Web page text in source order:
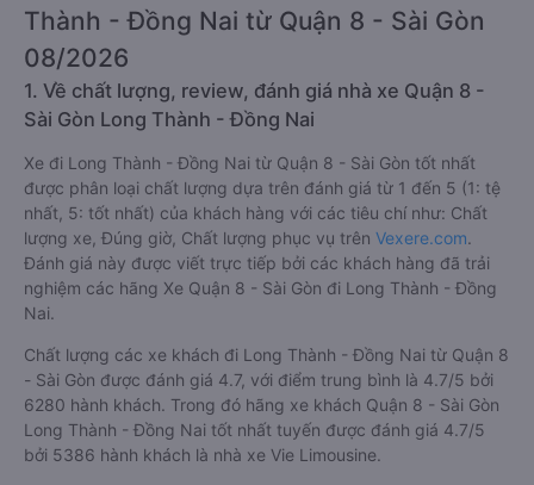
Thành - Đồng Nai từ Quận 8 - Sài Gòn
08/2026
1. Về chất lượng, review, đánh giá nhà xe Quận 8 -
Sài Gòn Long Thành - Đồng Nai
Xe đi Long Thành - Đồng Nai từ Quận 8 - Sài Gòn tốt nhất
được phân loại chất lượng dựa trên đánh giá từ 1 đến 5 (1: tệ
nhất, 5: tốt nhất) của khách hàng với các tiêu chí như: Chất
lượng xe, Đúng giờ, Chất lượng phục vụ trên Vexere.com.
Đánh giá này được viết trực tiếp bởi các khách hàng đã trải
nghiệm các hãng Xe Quận 8 - Sài Gòn đi Long Thành - Đồng
Nai.
Chất lượng các xe khách đi Long Thành - Đồng Nai từ Quận 8
- Sài Gòn được đánh giá 4.7, với điểm trung bình là 4.7/5 bởi
6280 hành khách. Trong đó hãng xe khách Quận 8 - Sài Gòn
Long Thành - Đồng Nai tốt nhất tuyến được đánh giá 4.7/5
bởi 5386 hành khách là nhà xe Vie Limousine.